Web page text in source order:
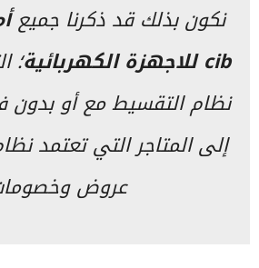
نكون بذلك قد ذكرنا جميع
cibللاجهزة الكهربائية؛
نظام التقسيط مع أو بدون
إلى المتاجر التي تعتمد
عروض